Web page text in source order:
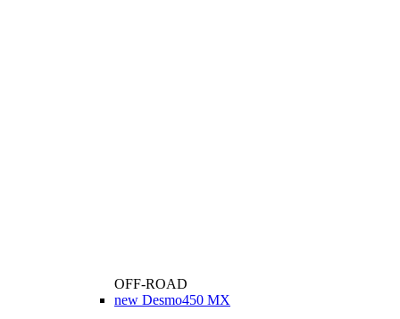
OFF-ROAD
new Desmo450 MX